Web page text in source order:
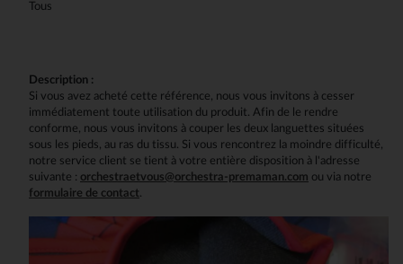
Tous
Description :
Si vous avez acheté cette référence, nous vous invitons à cesser
immédiatement toute utilisation du produit. Afin de le rendre
conforme, nous vous invitons à couper les deux languettes situées
sous les pieds, au ras du tissu. Si vous rencontrez la moindre difficulté,
notre service client se tient à votre entière disposition à l'adresse
suivante : orchestraetvous@orchestra-premaman.com ou via notre
formulaire de contact.